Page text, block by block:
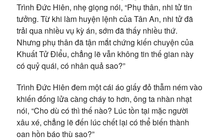
Trình Đức Hiên, nhẹ giọng nói, “Phụ thân, nhi tử tin
tưởng. Từ khi làm huyện lệnh của Tân An, nhi tử đã
trải qua nhiều vụ kỳ án, sớm đã thấy nhiều thứ.
Nhưng phụ thân đã tận mắt chứng kiến chuyện của
Khuất Tử Điểu, chẳng lẽ vẫn không tin thế gian này
có quỷ quái, có nhân quả sao?”
Trình Đức Hiên đem một cái áo giấy đỏ thẫm ném vào
khiến đống lửa càng cháy to hơn, ông ta nhàn nhạt
nói, “Cho dù có thì thế nào? Lúc tồn tại mặc người
xâu xé, chẳng lẽ đến lúc chết lại có thể biến thành
oan hồn báo thù sao?”